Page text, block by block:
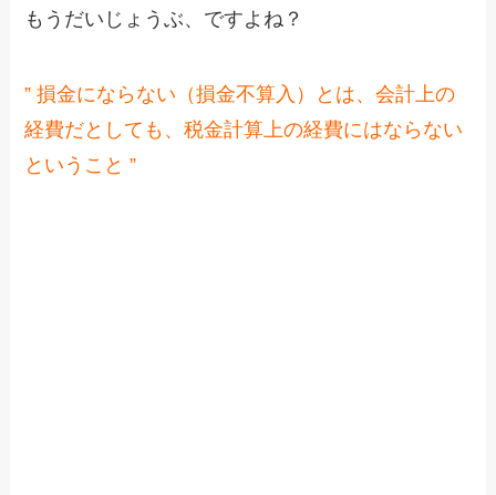
もうだいじょうぶ、ですよね？
” 損金にならない（損金不算入）とは、会計上の
経費だとしても、税金計算上の経費にはならない
ということ ”